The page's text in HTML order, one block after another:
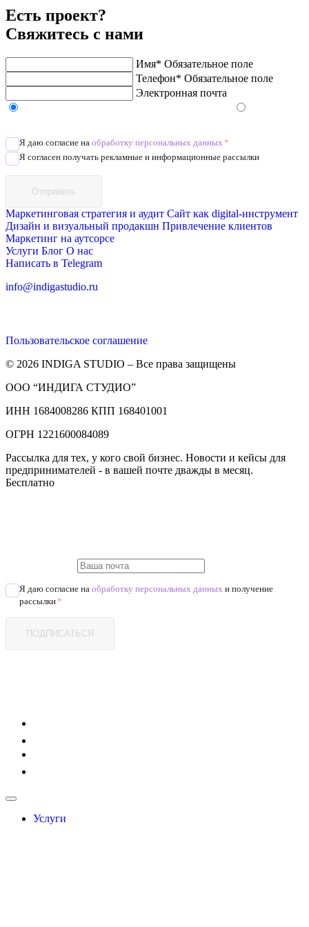
Есть проект?
Свяжитесь с нами
Имя* Обязательное поле
Телефон* Обязательное поле
Электронная почта
Я даю согласие на обработку персональных данных *
Я согласен получать рекламные и информационные рассылки
Отправить
Маркетинговая стратегия и аудит Сайт как digital-инструмент
Дизайн и визуальный продакшн Привлечение клиентов
Маркетинг на аутсорсе
Услуги Блог О нас
Написать в Telegram
info@indigastudio.ru
Пользовательское соглашение
© 2026 INDIGA STUDIO – Все права защищены
ООО “ИНДИГА СТУДИО”
ИНН 1684008286 КПП 168401001
ОГРН 1221600084089
Рассылка для тех, у кого свой бизнес. Новости и кейсы для
предпринимателей - в вашей почте дважды в месяц.
Бесплатно
Я даю согласие на обработку персональных данных и получение
рассылки*
ПОДПИСАТЬСЯ
Услуги